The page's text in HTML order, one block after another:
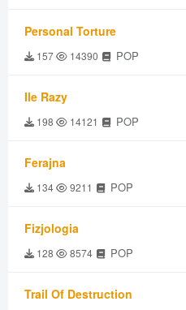
Personal Torture
157 14390 POP
Ile Razy
198 14121 POP
Ferajna
134 9211 POP
Fizjologia
128 8574 POP
Trail Of Destruction